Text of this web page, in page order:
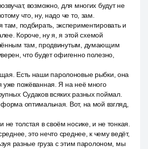
возможно, для многих будут не
что, ну, надо че то, зам.
там, подбирать, экспериментировать и
Короче, ну я, я этой схемой
там, продвинутым, думающим
что будет офигенно полезно,
Есть наши паролоновые рыбки, она
уже пожёванная. Я на неё много
Судаков всяких разных поймал.
оптимальная. Вот, на мой взгляд,
не толстая в своём носике, и не тонкая.
это нечто среднее, к чему ведёт,
разные груза с этим паролоном, мы